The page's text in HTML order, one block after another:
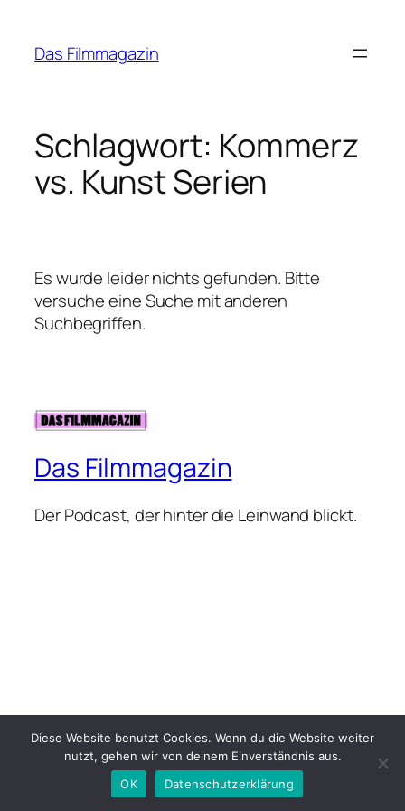
springen
Das Filmmagazin
Schlagwort: Kommerz
vs. Kunst Serien
Es wurde leider nichts gefunden. Bitte
versuche eine Suche mit anderen
Suchbegriffen.
Das Filmmagazin
Der Podcast, der hinter die Leinwand blickt.
Diese Website benutzt Cookies. Wenn du die Website weiter
nutzt, gehen wir von deinem Einverständnis aus.
OK
Datenschutzerklärung